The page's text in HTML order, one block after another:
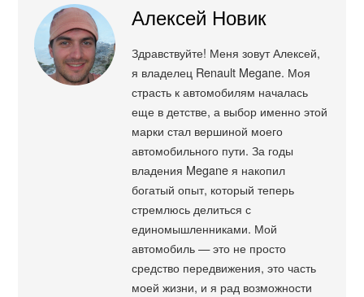
Алексей Новик
Здравствуйте! Меня зовут Алексей,
я владелец Renault Megane. Моя
страсть к автомобилям началась
еще в детстве, а выбор именно этой
марки стал вершиной моего
автомобильного пути. За годы
владения Megane я накопил
богатый опыт, который теперь
стремлюсь делиться с
единомышленниками. Мой
автомобиль — это не просто
средство передвижения, это часть
моей жизни, и я рад возможности